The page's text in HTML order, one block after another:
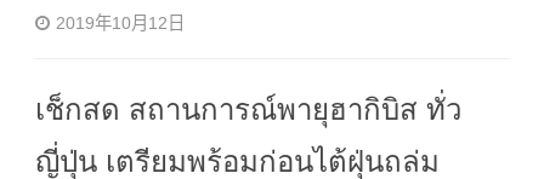
2019年10月12日
เช็กสด สถานการณ์พายุฮากิบิส ทั่ว
ญี่ปุ่น เตรียมพร้อมก่อนไต้ฝุ่นถล่ม